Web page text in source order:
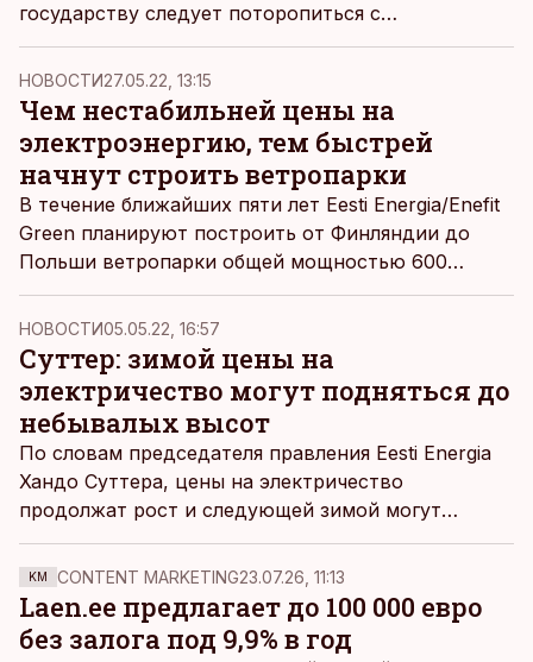
государству следует поторопиться с
конкретными шагами, необходимыми для
использования альтернативных видов топлива,
пишет
rus.err.ee.
НОВОСТИ27.05.22, 13:15
Чем нестабильней цены на
электроэнергию, тем быстрей
начнут строить ветропарки
В течение ближайших пяти лет Eesti Energia/Enefit
Green планируют построить от Финляндии до
Польши ветропарки общей мощностью 600
мегаватт, плюс к этому - парки солнечных
батарей примерно той же совокупной мощности.
Стоить это будет полтора миллиарда евро.
НОВОСТИ05.05.22, 16:57
Суттер: зимой цены на
электричество могут подняться до
небывалых высот
По словам председателя правления Eesti Energia
Хандо Суттера, цены на электричество
продолжат рост и следующей зимой могут
подняться до почти 200 евро за мегаватт-час.
KM CONTENT MARKETING23.07.26, 11:13
Laen.ee предлагает до 100 000 евро
без залога под 9,9% в год